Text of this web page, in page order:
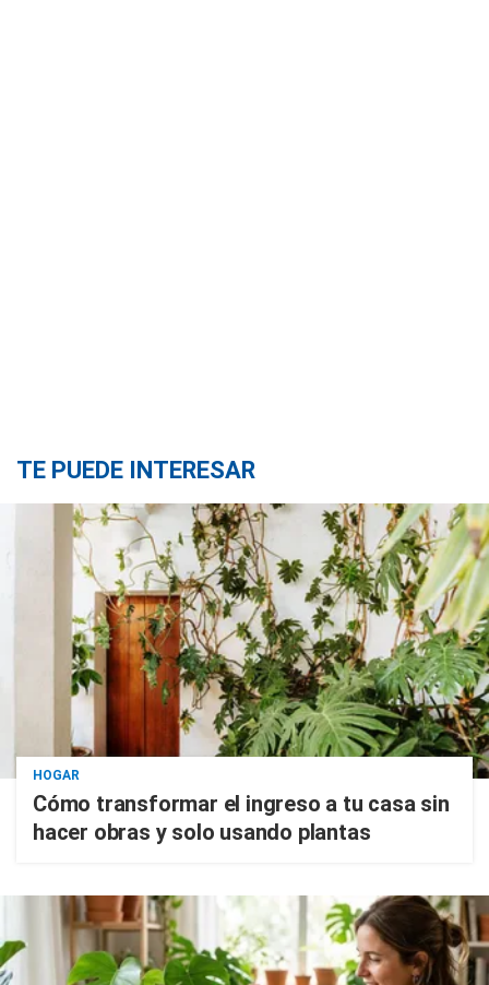
TE PUEDE INTERESAR
HOGAR
Cómo transformar el ingreso a tu casa sin
hacer obras y solo usando plantas